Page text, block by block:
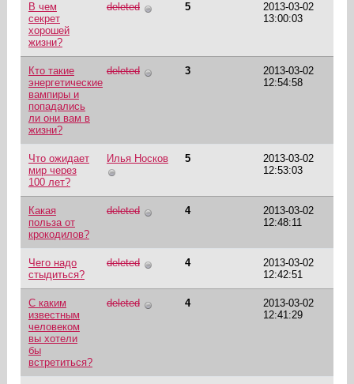
В чем
секрет
хорошей
жизни?
deleted 5
2013-03-02
13:00:03
Кто такие
энергетические
вампиры и
попадались
ли они вам в
жизни?
deleted 3
2013-03-02
12:54:58
Что ожидает
мир через
100 лет?
Илья Носков 5
2013-03-02
12:53:03
Какая
польза от
крокодилов?
deleted 4
2013-03-02
12:48:11
Чего надо
стыдиться?
deleted 4
2013-03-02
12:42:51
С каким
известным
человеком
вы хотели
бы
встретиться?
deleted 4
2013-03-02
12:41:29